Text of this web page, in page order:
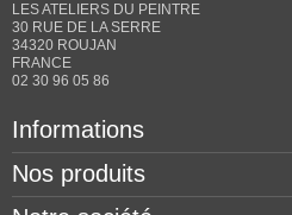
LES ATELIERS DU PEINTRE
30 RUE DE LA SERRE
34320 ROUJAN
FRANCE
02 30 96 05 86
Informations
Nos produits